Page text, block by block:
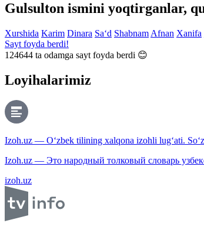
Gulsulton ismini yoqtirganlar,
Xurshida Karim Dinara Sa‘d Shabnam Afnan Xanifa
Sayt foyda berdi!
124644 ta odamga sayt foyda berdi 😊
Loyihalarimiz
Izoh.uz — O‘zbek tilining xalqona izohli lug‘ati.
Izoh.uz — Это народный толковый словарь
izoh.uz